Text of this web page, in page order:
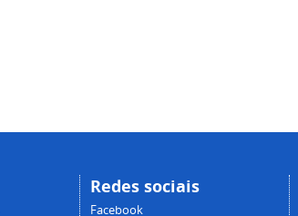
Redes sociais
Facebook